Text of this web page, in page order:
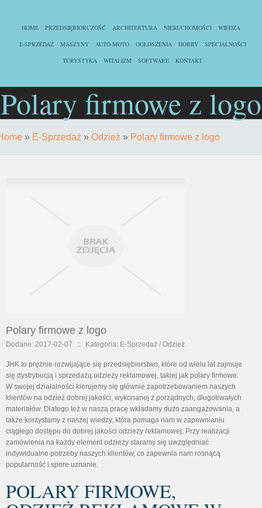
HOME PRZEDSIĘBIORCZOŚĆ ARCHITEKTURA NIERUCHOMOŚCI
WIEDZA
E-SPRZEDAŻ
MASZYNY AUTO-MOTO OGŁOSZENIA HOBBY
SPECJALNOŚCI
TURYSTYKA
WITALIZM SOFTWARE KONTAKT
Polary firmowe z logo
» E-Sprzedaż » Odzież » Polary firmowe z logo
Polary firmowe z logo
Dodane: 2017-02-07 :: Kategoria: E-Sprzedaż / Odzież
JHK to prężnie rozwijające się przedsiębiorstwo, które od wielu lat zajmuje
się dystrybucją i sprzedażą odzieży reklamowej, takiej jak polary firmowe.
W swojej działalności kierujemy się głównie zapotrzebowaniem naszych
klientów na odzież dobrej jakości, wykonanej z porządnych, długotrwałych
materiałów. Dlatego też w naszą pracę wkładamy dużo zaangażowania, a
także korzystamy z naszej wiedzy, która pomaga nam w zapewnianiu
ciągłego dostępu do dobrej jakości odzieży reklamowej. Przy realizacji
zamówienia na każdy element odzieży staramy się uwzględniać
indywidualne potrzeby naszych klientów, co zapewnia nam rosnącą
popularność i spore uznanie.
POLARY FIRMOWE,